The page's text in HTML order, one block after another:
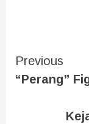
Previous
“Perang”